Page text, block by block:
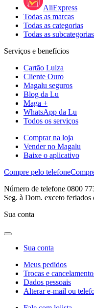
AliExpress
Todas as marcas
Todas as categorias
Todas as subcategorias
Serviços e benefícios
Cartão Luiza
Cliente Ouro
Magalu seguros
Blog da Lu
Maga +
WhatsApp da Lu
Todos os serviços
Comprar na loja
Vender no Magalu
Baixe o aplicativo
Compre pelo telefone
Número de telefone 0800
Seg. à Dom. exceto feriados
Sua conta
Sua conta
Meus pedidos
Trocas e
Dados pessoais
Alterar e-mail ou